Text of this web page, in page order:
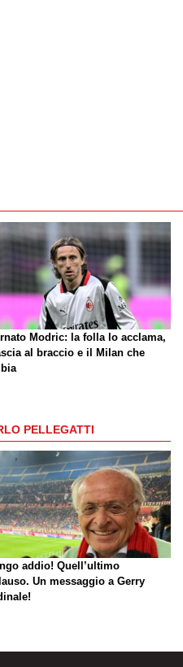
Modric: la folla lo acclama,
al braccio e il Milan che
PELLEGATTI
addio! Quell’ultimo
Un messaggio a Gerry